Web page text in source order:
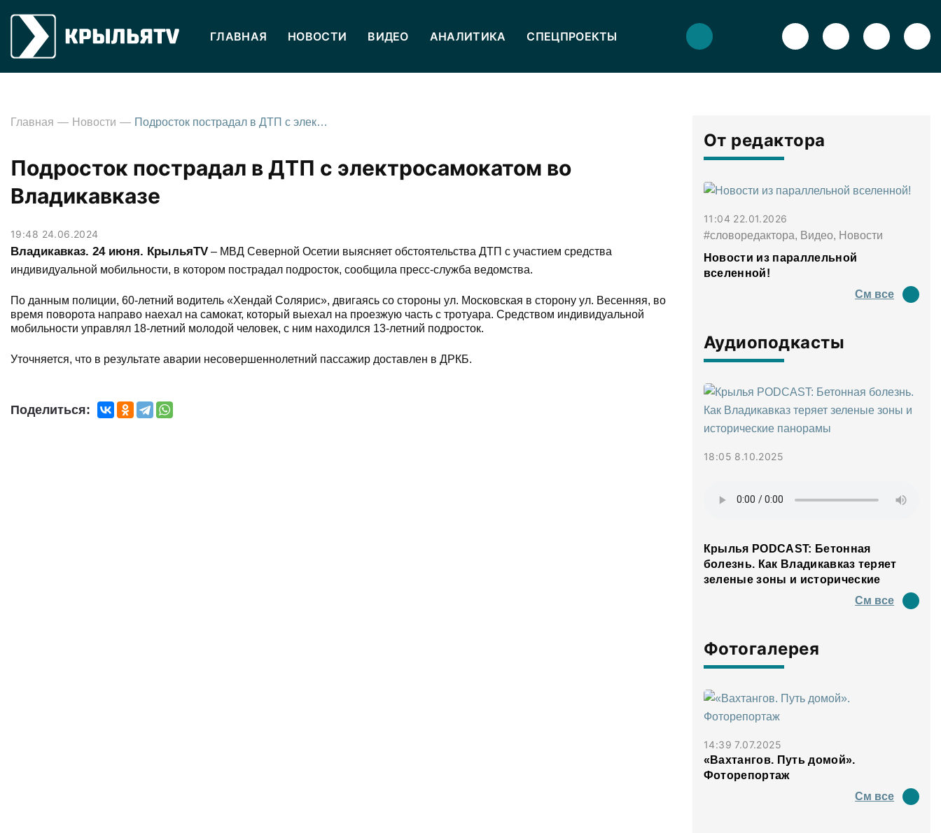
ГЛАВНАЯ НОВОСТИ ВИДЕО АНАЛИТИКА СПЕЦПРОЕКТЫ
Главная Новости Подросток пострадал в ДТП с электросамокатом во Владикавказе
Подросток пострадал в ДТП с электросамокатом во
Владикавказе
19:48 24.06.2024
Владикавказ. 24 июня. КрыльяTV – МВД Северной Осетии выясняет обстоятельства ДТП с участием средства
индивидуальной мобильности, в котором пострадал подросток, сообщила пресс-служба ведомства.
По данным полиции, 60-летний водитель «Хендай Солярис», двигаясь со стороны ул. Московская в сторону ул. Весенняя, во
время поворота направо наехал на самокат, который выехал на проезжую часть с тротуара. Средством индивидуальной
мобильности управлял 18-летний молодой человек, с ним находился 13-летний подросток.
Уточняется, что в результате аварии несовершеннолетний пассажир доставлен в ДРКБ.
Поделиться:
От редактора
11:04 22.01.2026
#словоредактора, Видео, Новости
Новости из параллельной
вселенной!
См все
Аудиоподкасты
18:05 8.10.2025
Крылья PODCAST: Бетонная
болезнь. Как Владикавказ теряет
зеленые зоны и исторические
См все
Фотогалерея
14:39 7.07.2025
«Вахтангов. Путь домой».
Фоторепортаж
См все